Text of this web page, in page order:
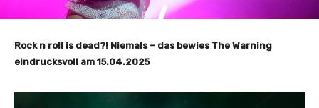
Rock n roll is dead?! Niemals – das bewies The Warning
eindrucksvoll am 15.04.2025